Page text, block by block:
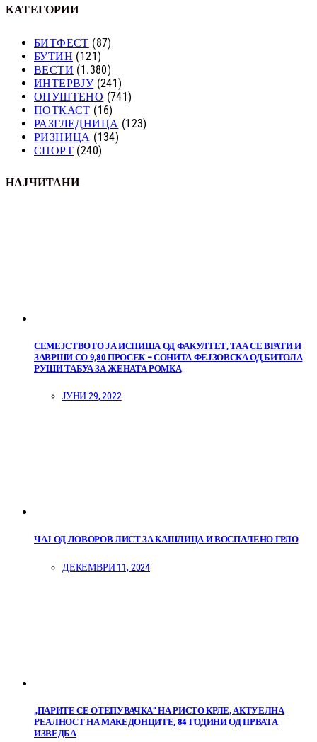
КАТЕГОРИИ
БИТФЕСТ (87)
БУТИН (121)
ВЕСТИ (1.380)
ИНТЕРВЈУ(241)
ОПУШТЕНО (741)
ПОТКАСТ (16)
РАЗГЛЕДНИЦА (123)
РИЗНИЦА (134)
СПОРТ (240)
НАЈЧИТАНИ
СЕМЕЈСТВОТО ЈА ИСПИША ОД ФАКУЛТЕТ, ТАА СЕ ВРАТИ И
ЗАВРШИ СО 9,80 ПРОСЕК – СОНИТА ФЕЈЗОВСКА ОД БИТОЛА
РУШИ ТАБУА ЗА ЖЕНАТА РОМКА
ЈУНИ 29, 2022
ЧАЈ ОД ЛОВОРОВ ЛИСТ ЗА КАШЛИЦА И ВОСПАЛЕНО ГРЛО
ДЕКЕМВРИ 11, 2024
„ПАРИТЕ СЕ ОТЕПУВАЧКА“ НА РИСТО КРЛЕ, АКТУЕЛНА
РЕАЛНОСТ НА МАКЕДОНЦИТЕ, 84 ГОДИНИ ОД ПРВАТА
ИЗВЕДБА